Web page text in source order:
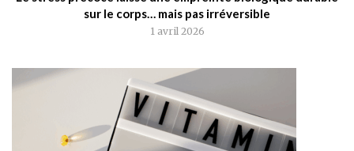
sur le corps… mais pas irréversible
1 avril 2026